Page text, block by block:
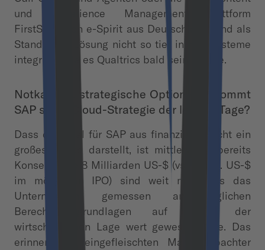
und Experience Management Plattform
FirstSpirit von e-Spirit aus Deutschland sind als
Standalone Lösung nicht so tief in Kernsysteme
integriert, wie es Qualtrics bald sein könnte.
Notkauf vs. strategische Option – bekommt
SAP seine Cloud-Strategie der letzten Tage?
Dass der Deal für SAP aus finanzieller Sicht ein
großes Risiko darstellt, ist mittlerweile bereits
Konsens. Die 8 Milliarden US-$ (vs. 5 Mrd. US-$
im möglichen IPO) sind weit mehr, als das
Unternehmen gemessen an jeglichen
Berechnungsgrundlagen auf Basis der
wirtschaftlichen Lage wert gewesen wäre. Das
erinnert die eingefleischten Marktbeobachter